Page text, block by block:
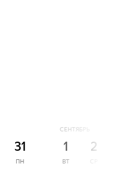
31
ПН
СЕНТЯБРЬ
1
ВТ
2